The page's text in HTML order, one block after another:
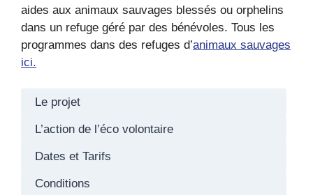
aides aux animaux sauvages blessés ou orphelins
dans un refuge géré par des bénévoles. Tous les
programmes dans des refuges d’animaux sauvages
ici.
Le projet
L’action de l’éco volontaire
Dates et Tarifs
Conditions